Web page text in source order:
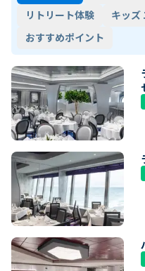
リトリート体験
キッズ
おすすめポイント